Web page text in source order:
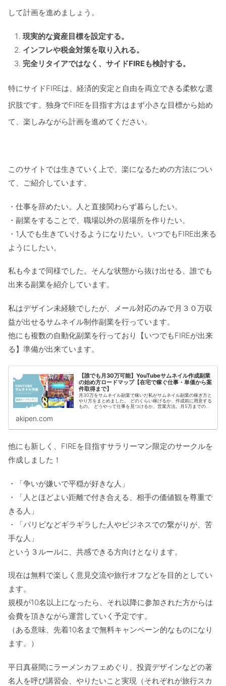
して計画を進めましょう。
現実的な資産目標を設定する。
インフレや税金対策を取り入れる。
完全リタイアではなく、サイドFIREも検討する。
特にサイドFIREは、経済的安定と自由を両立できる柔軟な選
択肢です。独身でFIREを目指す方はまず小さな目標から始め
て、楽しみながら計画を進めてください。
このサイトでは生きていく上で、楽になるための方法につい
て、ご紹介しています。
・仕事を辞めたい。人と直接関わらず暮らしたい。
・副業をすることで、職場以外の居場所を作りたい。
・1人でも生きていけるようになりたい。いつでもFIRE出来る
ようにしたい。
私も今まで同様でした。そんな状態から抜け出せる、誰でも
出来る副業を紹介しています。
私はデザイン未経験でしたが、メール対応のみで月３０万収
益が出せるサムネイル制作副業を行っています。
他にも複数の自動化副業を行っており【いつでもFIREが出来
る】準備が出来ています。
【誰でも月30万可能】YouTubeサムネイル作成副業
の始め方ロードマップ【在宅で稼ぐ仕事・単価から案
件取得まで】
月30万をサムネイル副業で稼いだ私がサムネイル副業の稼ぎ方と
やり方をまとめました。 どのくらい稼げるか、作成前に用意する
もの。 どうやって仕事を見つけるか。営業方法。月5万までの流
akipen.com
他にも新しく、FIREを目指すサラリーマン限定のサークルを
作成しました！
・「争いが嫌いで平穏が好きな人」
・「人とほどよい距離で付き合える、相手の価値観を尊重で
きる人」
・「パリピなどギラギラした人やビジネスでの繋がりが、苦
手な人」
という３ルールに、共感できる方向けとなります。
現在は無料で楽しく意見交流や旅行オフなどを目的としてい
ます。
規模が10名以上になったら、それ以降に参加された方からは
会費を頂きながら運営していく予定です。
（ある意味、先着10名まで無料キャンペーン的なものになり
ます。）
平日真昼間にラーメンカフェめぐり、投資デザインなどの著
名人を呼び講習会、やりたいこと実現（それぞれが旅行スカ